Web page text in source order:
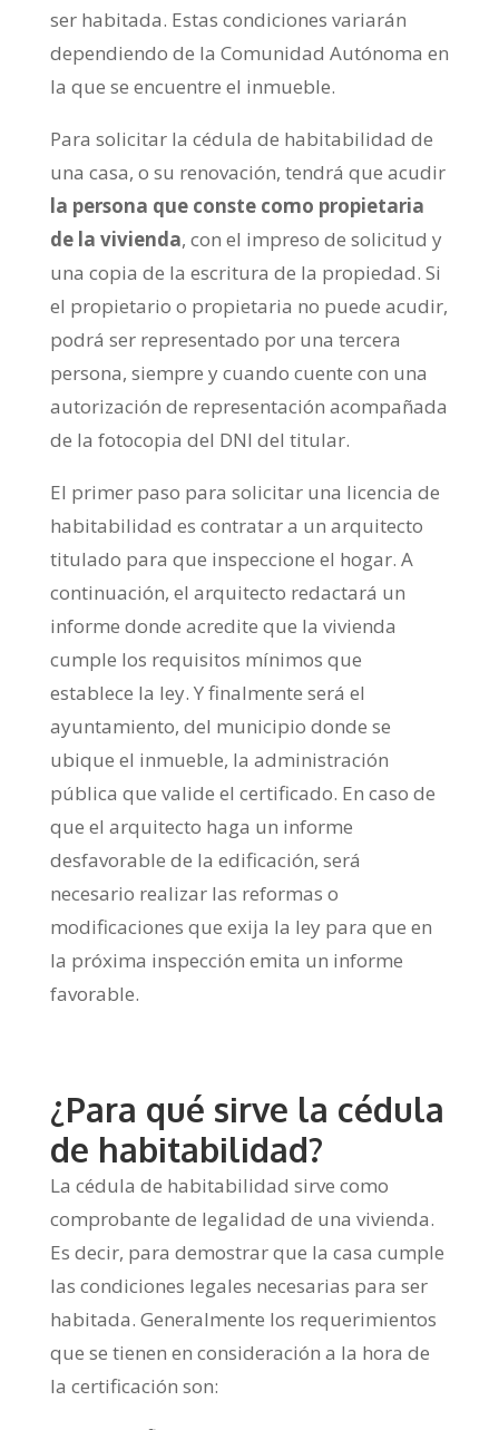
ser habitada. Estas condiciones variarán
dependiendo de la Comunidad Autónoma en
la que se encuentre el inmueble.
Para solicitar la cédula de habitabilidad de
una casa, o su renovación, tendrá que acudir
la persona que conste como propietaria
de la vivienda, con el impreso de solicitud y
una copia de la escritura de la propiedad. Si
el propietario o propietaria no puede acudir,
podrá ser representado por una tercera
persona, siempre y cuando cuente con una
autorización de representación acompañada
de la fotocopia del DNI del titular.
El primer paso para solicitar una licencia de
habitabilidad es contratar a un arquitecto
titulado para que inspeccione el hogar. A
continuación, el arquitecto redactará un
informe donde acredite que la vivienda
cumple los requisitos mínimos que
establece la ley. Y finalmente será el
ayuntamiento, del municipio donde se
ubique el inmueble, la administración
pública que valide el certificado. En caso de
que el arquitecto haga un informe
desfavorable de la edificación, será
necesario realizar las reformas o
modificaciones que exija la ley para que en
la próxima inspección emita un informe
favorable.
¿Para qué sirve la cédula
de habitabilidad?
La cédula de habitabilidad sirve como
comprobante de legalidad de una vivienda.
Es decir, para demostrar que la casa cumple
las condiciones legales necesarias para ser
habitada. Generalmente los requerimientos
que se tienen en consideración a la hora de
la certificación son: